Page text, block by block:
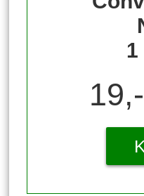
1
19,-